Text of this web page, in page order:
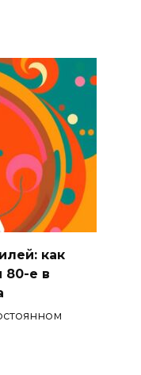
как
80-е в